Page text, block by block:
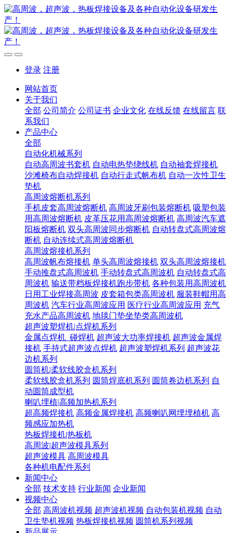
登录 注册
网站首页
关于我们
全部 公司简介 公司证书 企业文化 在线反馈 在线留言 联
系我们
产品中心
全部
自动化机械系列
自动高周波书套机 自动电热垫绕线机 自动袖套焊接机
沙滩椅布自动焊接机 自动行走式帆布机 自动一次性卫生
垫机
高周波熔断机系列
手机皮套高周波熔断机 高周波牙刷包装熔断机 吸塑包装
用高周波熔断机 皮革压花用高周波熔断机 高周波汽车遮
阳板熔断机 双头高周波同步熔断机 自动转盘式高周波熔
断机 自动连续式高周波熔断机
高周波熔接机系列
高周波帆布熔接机 单头高周波熔接机 双头高周波熔接机
手动推盘式高周波机 手动转盘式高周波机 自动转盘式高
周波机 输送带档板焊接机跑步带机 各种包装用高周波机
日用工业焊接高周波 皮套箱包类高周波机 服装鞋帽用高
周波机 汽车行业高周波应用 医疗行业高周波应用 充气
充水产品高周波机 地毯门垫坐垫类高周波机
超声波塑焊机|点焊机系列
金属点焊机_碰焊机 超声波大功率焊接机 超声波金属焊
接机 手持式超声波点焊机 超声波塑焊机系列 超声波花
边机系列
圆筒机|柔软线胶盒机系列
柔软线胶盒机系列 圆筒焊底机系列 圆筒卷边机系列 自
动圆筒成型机
喇叭埋植|高频加热机系列
超高频焊接机 高频金属焊接机 高频喇叭网埋埋植机 高
频感应加热机
热板焊接机|热板机
高周波|超声波模具系列
超声波模具 高周波模具
各种机电配件系列
新闻中心
全部 技术支持 行业新闻 企业新闻
视频中心
全部 高周波机视频 超声波机视频 自动包装机视频 自动
卫生垫机视频 热板焊接机视频 圆筒机系列视频